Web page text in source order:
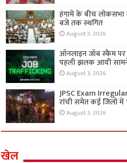
हंगामे के बीच लोकसभा
बजे तक स्थगित
August 3, 2026
ऑनलाइन जॉब स्कैम पर
पहली झलक आयी
August 3, 2026
JPSC Exam
रांची समेत कई जिलों में
August 3, 2026
खेल